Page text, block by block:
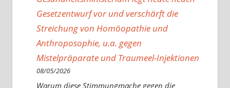
Gesetzentwurf vor und verschärft die
Streichung von Homöopathie und
Anthroposophie, u.a. gegen
Mistelpräparate und Traumeel-Injektionen
08/05/2026
Warum diese Stimmungmache gegen die